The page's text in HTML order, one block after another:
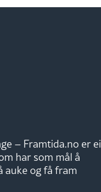
– Framtida.no er ei
har som mål å
auke og få fram